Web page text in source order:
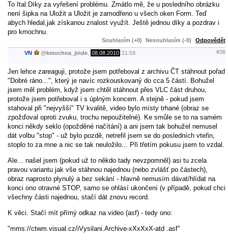
To Ital:Díky za vyřešení problému. Zmátlo mě, že u posledního obrázku
není šipka na Uložit a Uložit je zamodřeno u všech oken Form. Teď
abych hledal,jak získanou znalost využít. Ještě jednou díky a pozdrav i
pro kmochnu.
Souhlasím (+0) Nesouhlasím (-0) Odpovědět
VN @kmochna_jinde 08.08.2010 21:59 #36
Jen lehce zareaguji, protože jsem potřeboval z archivu ČT stáhnout pořad
"Dobré ráno...", který je navíc rozkouskovaný do cca 5 částí. Bohužel
jsem měl problém, když jsem chtěl stáhnout přes VLC část druhou,
protože jsem potřeboval i s úplným koncem. A stejně - pokud jsem
stahoval při "nejvyšší" TV kvalitě, video bylo místy trhané (obraz se
zpožďoval oproti zvuku, trochu nepoužitelné). Ke smůle se to na samém
konci někdy seklo (opožděné načítání) a ani jsem tak bohužel nemusel
dát volbu "stop" - už bylo pozdě, netrefil jsem se do posledních vteřin,
stoplo to za mne a nic se tak neuložilo... Při třetím pokusu jsem to vzdal.
Ale... našel jsem (pokud už to někdo tady nevzpomněl) asi tu zcela
pravou variantu jak vše stáhnou najednou (nebo zvlášť po částech),
obraz naprosto plynulý a bez sekání - hlavně nemusím dávat/hlídat na
konci ono otravné STOP, samo se ohlásí ukončení (v případě, pokud chci
všechny části najednou, stačí dát znovu record.
K věci. Stačí mít přímý odkaz na video (asf) - tedy ono:
"mms://ctwm.visual.cz/iVysilani.Archive-xXxXxX-atd .asf"